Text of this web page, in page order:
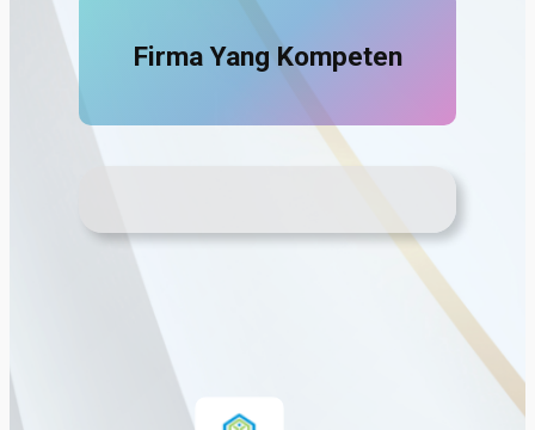
Firma Yang Kompeten